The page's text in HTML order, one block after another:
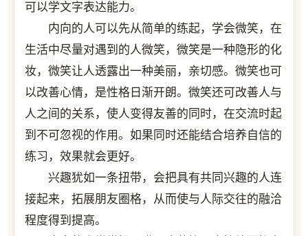
可以学文字表达能力。
内向的人可以先从简单的练起，学会微笑，在
生活中尽量对遇到的人微笑，微笑是一种隐形的化
妆，微笑让人透露出一种美丽，亲切感。微笑也可
以改善心情，是性格日渐开朗。微笑还可改善人与
人之间的关系，使人变得友善的同时，在交流时起
到不可忽视的作用。如果同时还能结合培养自信的
练习，效果就会更好。
兴趣犹如一条扭带，会把具有共同兴趣的人连
接起来，拓展朋友圈格，从而使与人际交往的融洽
程度得到提高。